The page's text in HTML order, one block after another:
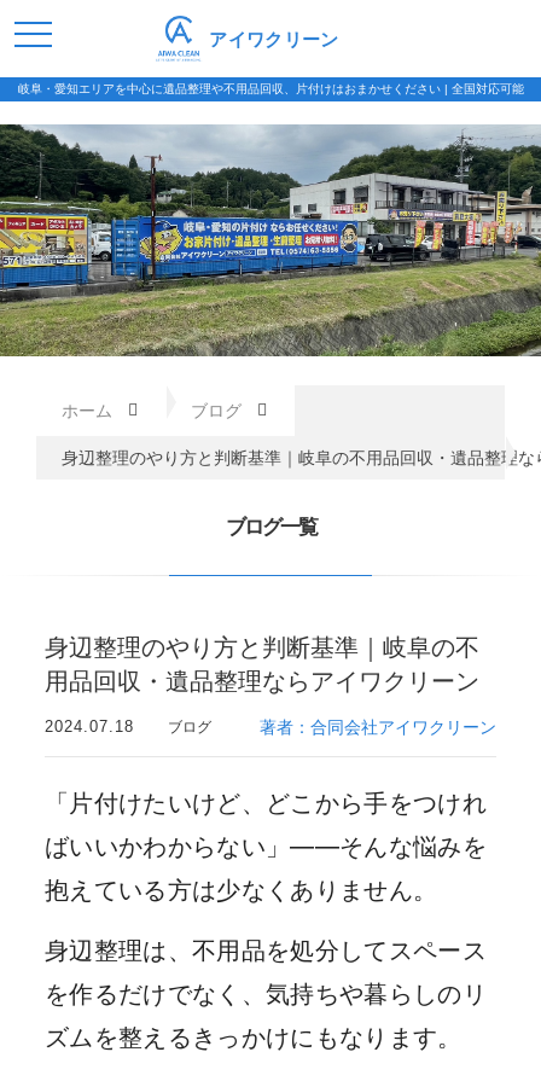
岐阜・愛知エリアを中心に遺品整理や不用品回収、片付けはおまかせください | 全国対応可能
アイワクリーン
ホーム ブログ
身辺整理のやり方と判断基準｜岐阜の不用品回収・遺品整理な
ブログ一覧
身辺整理のやり方と判断基準｜岐阜の不
用品回収・遺品整理ならアイワクリーン
2024.07.18 ブログ 著者：合同会社アイワクリーン
「片付けたいけど、どこから手をつけれ
ばいいかわからない」——そんな悩みを
抱えている方は少なくありません。
身辺整理は、不用品を処分してスペース
を作るだけでなく、気持ちや暮らしのリ
ズムを整えるきっかけにもなります。